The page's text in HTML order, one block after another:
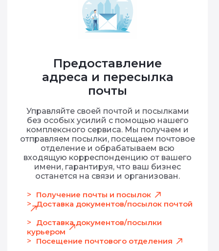
Предоставление
адреса и пересылка
почты
Управляйте своей почтой и посылками
без особых усилий с помощью нашего
комплексного сервиса. Мы получаем и
отправляем посылки, посещаем почтовое
отделение и обрабатываем всю
входящую корреспонденцию от вашего
имени, гарантируя, что ваш бизнес
останется на связи и организован.
Получение почты и посылок
Доставка документов/посылок почтой
Доставка документов/посылки
курьером
Посещение почтового отделения